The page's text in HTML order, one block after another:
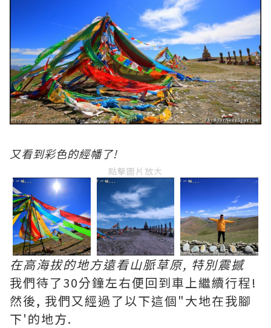
又看到彩色的經幡了!
點擊圖片放大
在高海拔的地方遠看山脈草原, 特別震撼
我們待了30分鐘左右便回到車上繼續行程!
然後, 我們又經過了以下這個"大地在我腳
下'的地方.